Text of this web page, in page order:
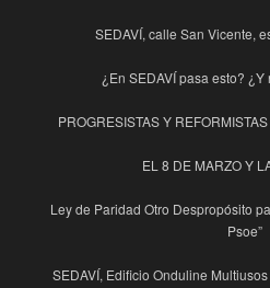
SEDAVÍ, calle San Vicente,
¿En SEDAVÍ pasa esto?
PROGRESISTAS Y REFORMISTAS
EL 8 DE MARZO Y
Ley de Paridad Otro Despropósito
Psoe”
SEDAVÍ, Edificio Onduline